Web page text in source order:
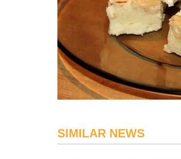
SIMILAR NEWS